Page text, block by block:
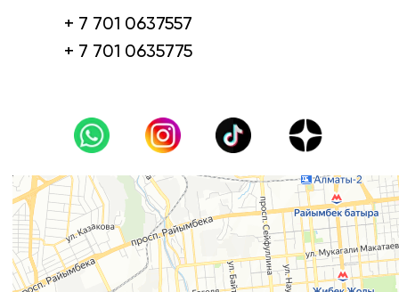
+ 7 701 0637557
+ 7 701 0635775